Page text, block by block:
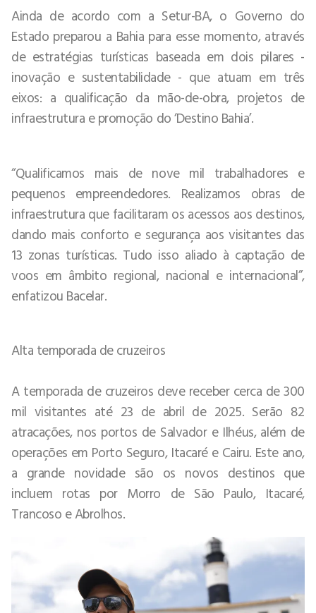
Ainda de acordo com a Setur-BA, o Governo do
Estado preparou a Bahia para esse momento, através
de estratégias turísticas baseada em dois pilares -
inovação e sustentabilidade - que atuam em três
eixos: a qualificação da mão-de-obra, projetos de
infraestrutura e promoção do ‘Destino Bahia’.
“Qualificamos mais de nove mil trabalhadores e
pequenos empreendedores. Realizamos obras de
infraestrutura que facilitaram os acessos aos destinos,
dando mais conforto e segurança aos visitantes das
13 zonas turísticas. Tudo isso aliado à captação de
voos em âmbito regional, nacional e internacional”,
enfatizou Bacelar.
Alta temporada de cruzeiros
A temporada de cruzeiros deve receber cerca de 300
mil visitantes até 23 de abril de 2025. Serão 82
atracações, nos portos de Salvador e Ilhéus, além de
operações em Porto Seguro, Itacaré e Cairu. Este ano,
a grande novidade são os novos destinos que
incluem rotas por Morro de São Paulo, Itacaré,
Trancoso e Abrolhos.